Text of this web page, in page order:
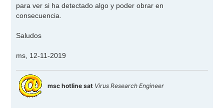
para ver si ha detectado algo y poder obrar en
consecuencia.
Saludos
ms, 12-11-2019
msc hotline sat Virus Research Engineer